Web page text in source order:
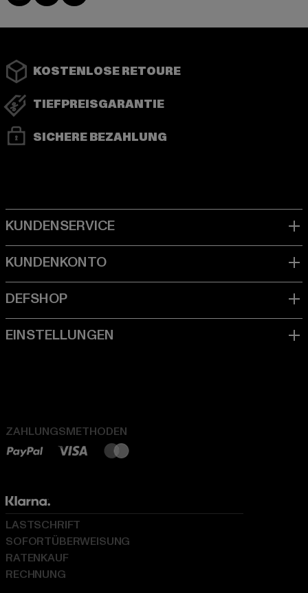
KOSTENLOSE RETOURE
TIEFPREISGARANTIE
SICHERE BEZAHLUNG
ZAHLUNGSMETHODEN
LASTSCHRIFT
SOFORTÜBERWEISUNG
RATENKAUF
RECHNUNG